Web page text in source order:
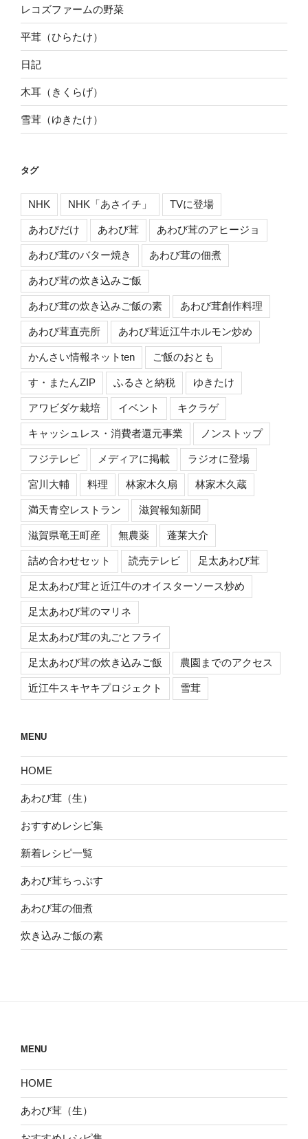
レコズファームの野菜
平茸（ひらたけ）
日記
木耳（きくらげ）
雪茸（ゆきたけ）
タグ
NHK NHK「あさイチ」 TVに登場
あわびだけ あわび茸 あわび茸のアヒージョ
あわび茸のバター焼き あわび茸の佃煮
あわび茸の炊き込みご飯
あわび茸の炊き込みご飯の素 あわび茸創作料理
あわび茸直売所 あわび茸近江牛ホルモン炒め
かんさい情報ネットten ご飯のおとも
す・またんZIP ふるさと納税 ゆきたけ
アワビダケ栽培 イベント キクラゲ
キャッシュレス・消費者還元事業 ノンストップ
フジテレビ メディアに掲載 ラジオに登場
宮川大輔 料理 林家木久扇 林家木久蔵
満天青空レストラン 滋賀報知新聞
滋賀県竜王町産 無農薬 蓬莱大介
詰め合わせセット 読売テレビ 足太あわび茸
足太あわび茸と近江牛のオイスターソース炒め
足太あわび茸のマリネ
足太あわび茸の丸ごとフライ
足太あわび茸の炊き込みご飯 農園までのアクセス
近江牛スキヤキプロジェクト 雪茸
MENU
HOME
あわび茸（生）
おすすめレシピ集
新着レシピ一覧
あわび茸ちっぷす
あわび茸の佃煮
炊き込みご飯の素
MENU
HOME
あわび茸（生）